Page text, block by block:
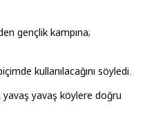
gençlik kampına;
kullanılacağını söyledi.
yavaş yavaş köylere doğru